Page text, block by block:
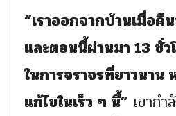
“เราออกจากบ้านเมื่อ
และตอนนี้ผ่านมา 13 ชั่ว
ในการจราจรที่ยาวนาน
แก้ไขในเร็ว ๆ นี้” เขากำ